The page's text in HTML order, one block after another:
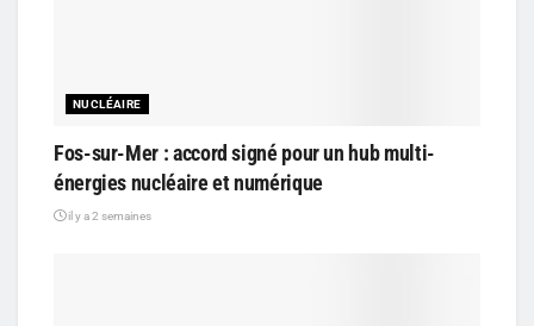
NUCLÉAIRE
Fos-sur-Mer : accord signé pour un hub multi-
énergies nucléaire et numérique
il y a 2 semaines